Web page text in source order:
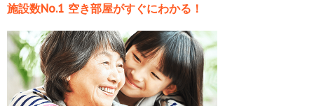
施設数No.1 空き部屋がすぐにわかる！